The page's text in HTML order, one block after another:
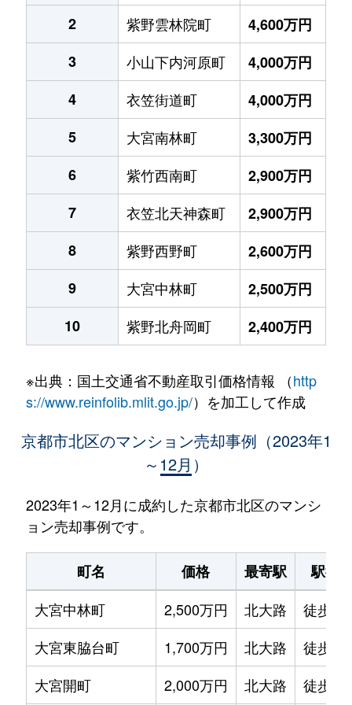
2 紫野雲林院町
4,600万円
3
小山下内河原町
4,000万円
4
衣笠街道町
4,000万円
5
大宮南林町
3,300万円
6
紫竹西南町
2,900万円
7
衣笠北天神森町
2,900万円
8
紫野西野町
2,600万円
9
大宮中林町
2,500万円
10
紫野北舟岡町 2,400万円
※出典：国土交通省不動産取引価格情報 （http
s://www.reinfolib.mlit.go.jp/）を加工して作成
京都市北区のマンション売却事例（2023年1
～12月）
2023年1～12月に成約した京都市北区のマンシ
ョン売却事例です。
町名 価格 最寄駅
駅徒
大宮中林町
2,500万円 北大路
徒歩23
大宮東脇台町
1,700万円 北大路
徒歩28
大宮開町
2,000万円 北大路 徒歩28